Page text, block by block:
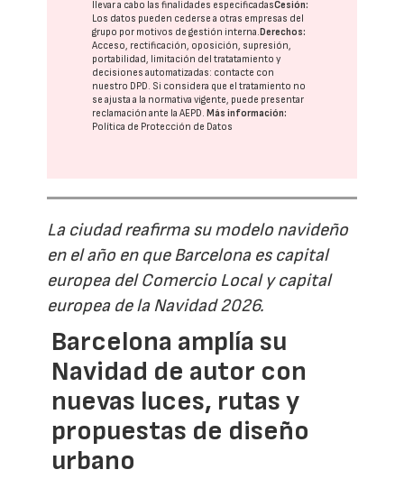
llevar a cabo las finalidades especificadasCesión:
Los datos pueden cederse a otras empresas del
grupo por motivos de gestión interna. Derechos:
Acceso, rectificación, oposición, supresión,
portabilidad, limitación del tratatamiento y
decisiones automatizadas: contacte con
nuestro DPD. Si considera que el tratamiento no
se ajusta a la normativa vigente, puede presentar
reclamación ante laAEPD. Más información:
Política de Protección de Datos
La ciudad reafirma su modelo navideño
en el año en que Barcelona es capital
europea del Comercio Local y capital
europea de la Navidad 2026.
Barcelona amplía su
Navidad de autor con
nuevas luces, rutas y
propuestas de diseño
urbano